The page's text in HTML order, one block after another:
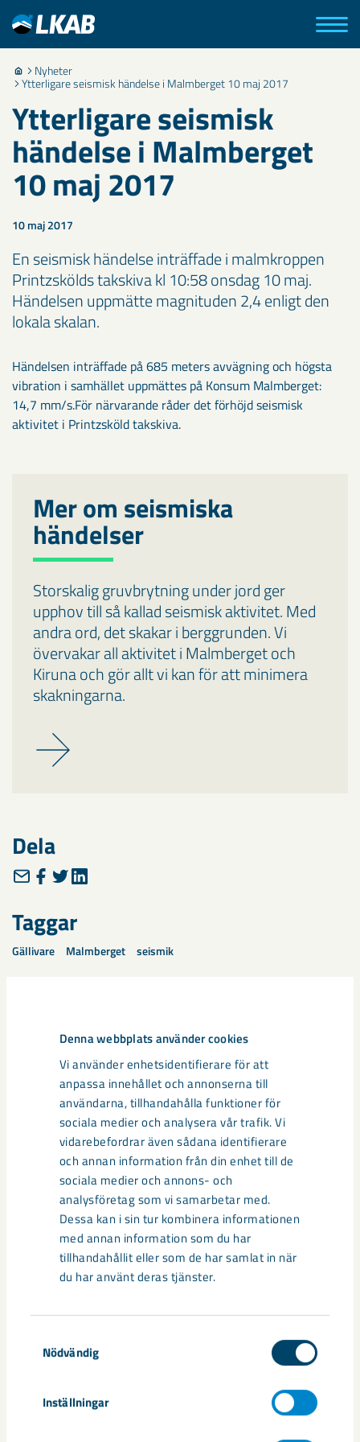
Denna webbplats använder cookies
Vi använder enhetsidentifierare för att
anpassa innehållet och annonserna till
användarna, tillhandahålla funktioner för
sociala medier och analysera vår trafik. Vi
vidarebefordrar även sådana identifierare
och annan information från din enhet till de
sociala medier och annons- och
analysföretag som vi samarbetar med.
Dessa kan i sin tur kombinera informationen
med annan information som du har
tillhandahållit eller som de har samlat in när
du har använt deras tjänster.
Nödvändig
Inställningar
Nyheter
Ytterligare seismisk händelse i Malmberget 10 maj 2017
Ytterligare seismisk
händelse i Malmberget
10 maj 2017
10 maj 2017
En seismisk händelse inträffade i malmkroppen
Printzskölds takskiva kl 10:58 onsdag 10 maj.
Händelsen uppmätte magnituden 2,4 enligt den
lokala skalan.
Händelsen inträffade på 685 meters avvägning och högsta
vibration i samhället uppmättes på Konsum Malmberget:
14,7 mm/s.För närvarande råder det förhöjd seismisk
aktivitet i Printzsköld takskiva.
Mer om seismiska
händelser
Storskalig gruvbrytning under jord ger
upphov till så kallad seismisk aktivitet. Med
andra ord, det skakar i berggrunden. Vi
övervakar all aktivitet i Malmberget och
Kiruna och gör allt vi kan för att minimera
skakningarna.
Dela
Taggar
Gällivare Malmberget seismik
Relaterat innehåll
Så kan humanoida robotar öka
säkerheten i framtidens gruva
Utvecklingen av humanoida robotar, människoliknande
robotar med armar och ben, går snabbt. I takt med att